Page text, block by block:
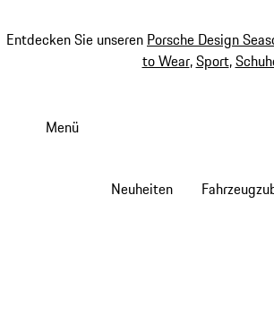
Entdecken Sie unseren Porsche Design
to Wear,Sport,
Hauptinhalt
Menü
Neuheiten